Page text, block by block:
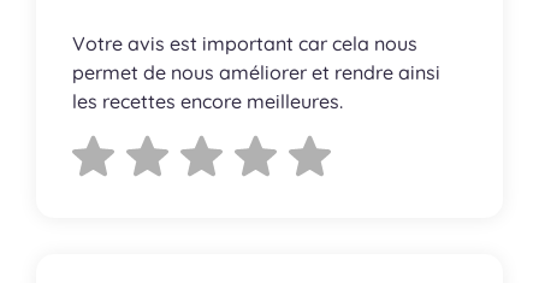
Votre avis est important car cela nous
permet de nous améliorer et rendre ainsi
les recettes encore meilleures.